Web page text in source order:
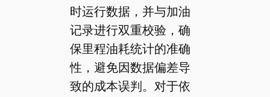
时运行数据，并与加油
记录进行双重校验，确
保里程油耗统计的准确
性，避免因数据偏差导
致的成本误判。对于依